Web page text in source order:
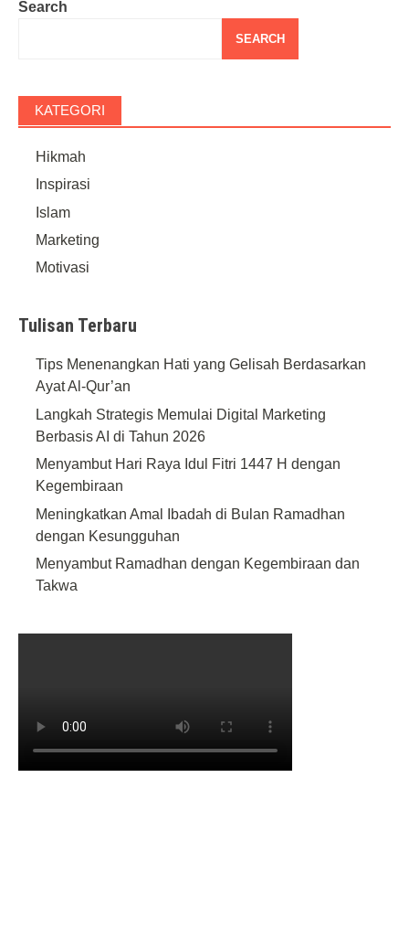
Search
SEARCH
KATEGORI
Hikmah
Inspirasi
Islam
Marketing
Motivasi
Tulisan Terbaru
Tips Menenangkan Hati yang Gelisah Berdasarkan
Ayat Al-Qur’an
Langkah Strategis Memulai Digital Marketing
Berbasis AI di Tahun 2026
Menyambut Hari Raya Idul Fitri 1447 H dengan
Kegembiraan
Meningkatkan Amal Ibadah di Bulan Ramadhan
dengan Kesungguhan
Menyambut Ramadhan dengan Kegembiraan dan
Takwa